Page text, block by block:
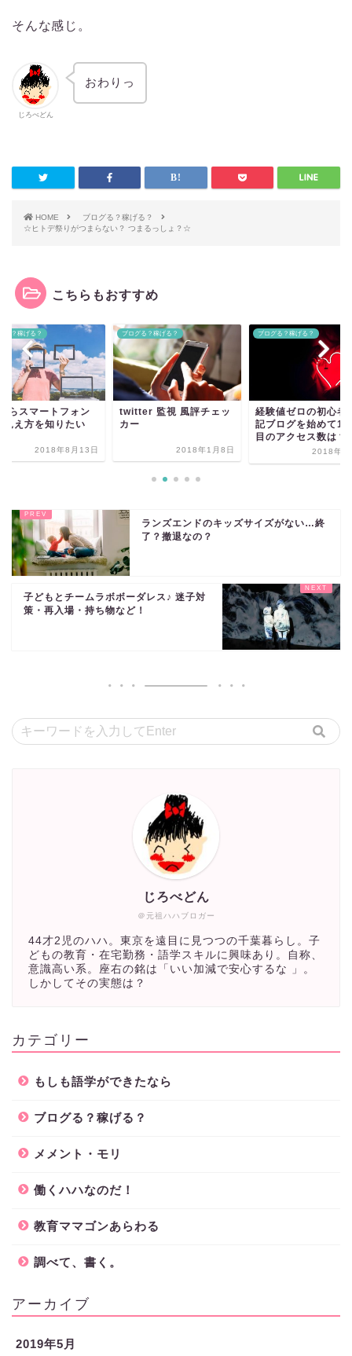
そんな感じ。
じろべどん
おわりっ
HOME
ブログる？稼げる？
☆ヒトデ祭りがつまらない？ つまるっしょ？☆
こちらもおすすめ
る？稼げる？
らスマートフォン
見え方を知りたい
2018年8月13日
ブログる？稼げる？
twitter 監視 風評チェッ
カー
2018年1月8日
ブログる？稼げる？
経験値ゼロの初心者
記ブログを始めて1
目のアクセス数は？
2018年9
ランズエンドのキッズサイズがない…終
了？撤退なの？
子どもとチームラボボーダレス♪ 迷子対
策・再入場・持ち物など！
＠元祖ハハブロガー
じろべどん
44才2児のハハ。東京を遠目に見つつの千葉暮らし。子
どもの教育・在宅勤務・語学スキルに興味あり。自称、
意識高い系。座右の銘は「いい加減で安心するな 」。
しかしてその実態は？
カテゴリー
もしも語学ができたなら
ブログる？稼げる？
メメント・モリ
働くハハなのだ！
教育ママゴンあらわる
調べて、書く。
アーカイブ
2019年5月